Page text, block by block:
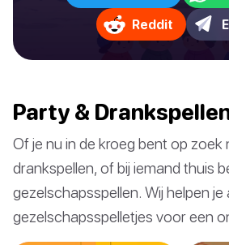
Reddit
Party &
Of je nu in de kroeg bent op zoek
drankspellen, of bij iemand thuis
gezelschapsspellen. Wij helpen je
gezelschapsspelletjes voor een